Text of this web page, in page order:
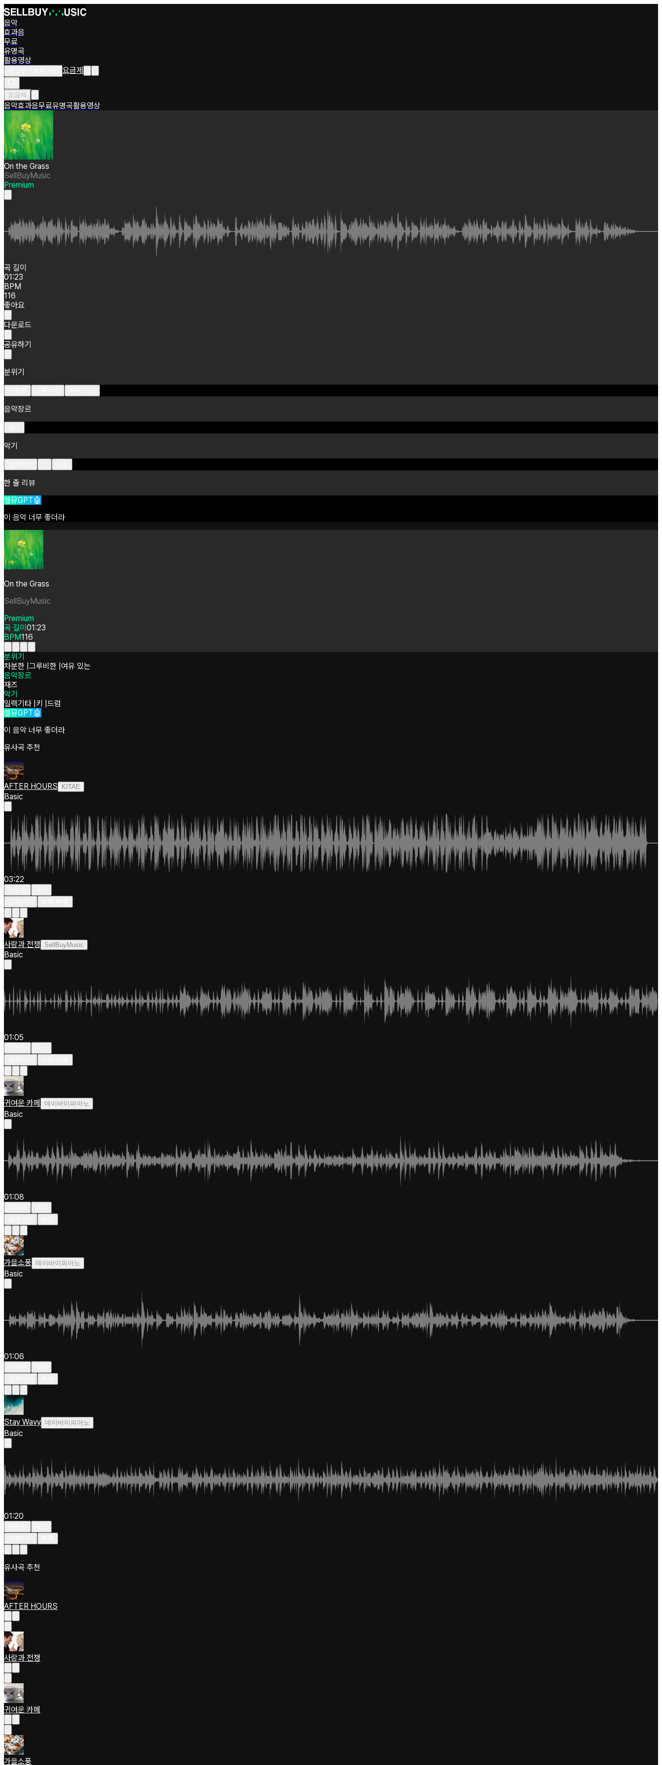
음악
효과음
무료
유명곡
활용영상
요금제
요금제
음악효과음무료유명곡활용영상
On the Grass
SellBuyMusic
Premium
곡 길이
01:23
BPM
116
좋아요
다운로드
공유하기
분위기
음악장르
악기
한 줄 리뷰
셀뮤GPT🤖
이 음악 너무 좋더라
On the Grass
SellBuyMusic
Premium
곡 길이 01:23
BPM116
분위기
차분한 그루비한 여유 있는
음악장르
재즈
악기
일렉기타 키 드럼
셀뮤GPT🤖
이 음악 너무 좋더라
유사곡 추천
AFTER HOURS KITAE
Basic
03:22
사랑과 전쟁 SellBuyMusic
Basic
01:05
귀여운 카페 데이바이피아노
Basic
01:08
가을소풍 데이바이피아노
Basic
01:06
Stay Wavy 데이바이피아노
Basic
01:20
유사곡 추천
AFTER HOURS
사랑과 전쟁
귀여운 카페
가을소풍